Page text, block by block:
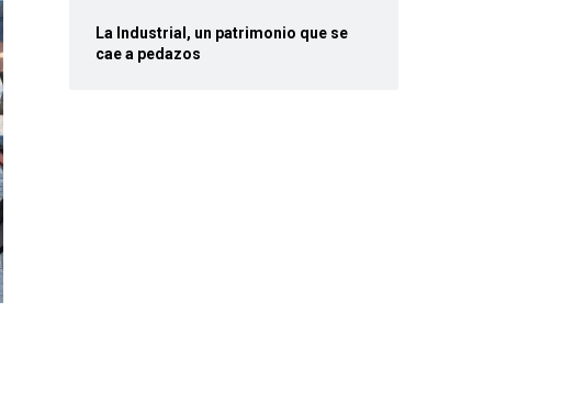
La Industrial, un patrimonio que se
cae a pedazos